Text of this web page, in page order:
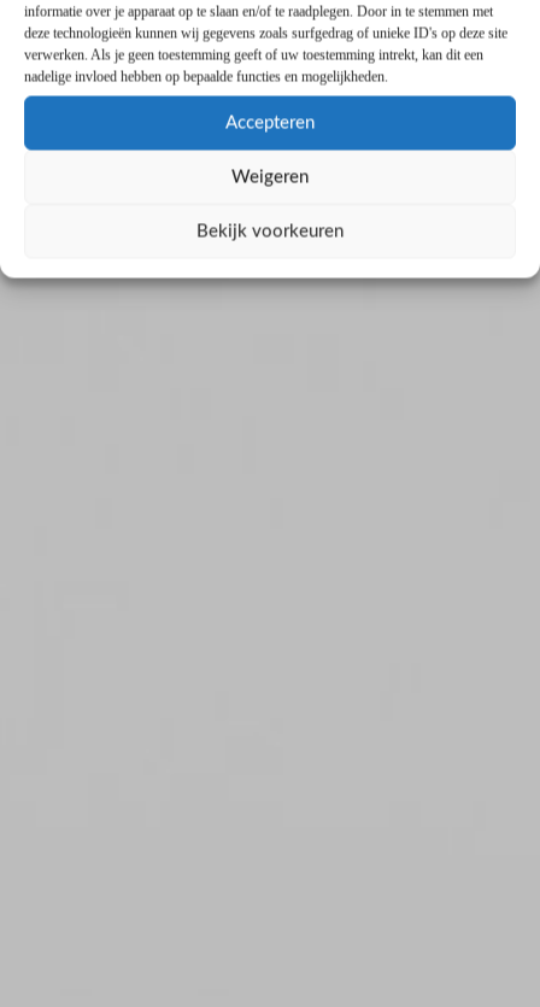
informatie over je apparaat op te slaan en/of te raadplegen. Door in te stemmen met
deze technologieën kunnen wij gegevens zoals surfgedrag of unieke ID's op deze site
verwerken. Als je geen toestemming geeft of uw toestemming intrekt, kan dit een
nadelige invloed hebben op bepaalde functies en mogelijkheden.
Accepteren
Weigeren
Bekijk voorkeuren